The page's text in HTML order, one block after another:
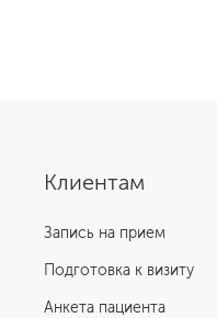
Клиентам
Запись на прием
Подготовка к визиту
Анкета пациента